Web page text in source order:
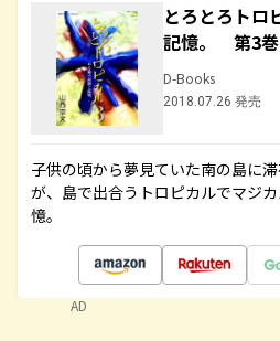
とろとろト
記憶。 第3巻
D-Books
2018.07.26 発売
子供の頃から夢見ていた南の島に
が、島で出合うトロピカルでマジ
憶。
AD